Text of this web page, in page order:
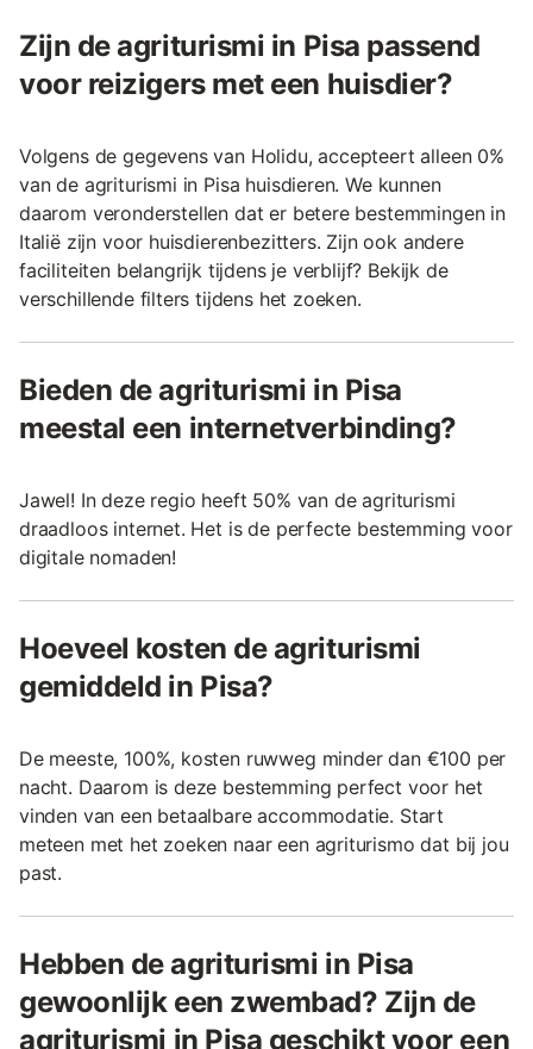
Zijn de agriturismi in Pisa passend
voor reizigers met een huisdier?
Volgens de gegevens van Holidu, accepteert alleen 0%
van de agriturismi in Pisa huisdieren. We kunnen
daarom veronderstellen dat er betere bestemmingen in
Italië zijn voor huisdierenbezitters. Zijn ook andere
faciliteiten belangrijk tijdens je verblijf? Bekijk de
verschillende filters tijdens het zoeken.
Bieden de agriturismi in Pisa
meestal een internetverbinding?
Jawel! In deze regio heeft 50% van de agriturismi
draadloos internet. Het is de perfecte bestemming voor
digitale nomaden!
Hoeveel kosten de agriturismi
gemiddeld in Pisa?
De meeste, 100%, kosten ruwweg minder dan €100 per
nacht. Daarom is deze bestemming perfect voor het
vinden van een betaalbare accommodatie. Start
meteen met het zoeken naar een agriturismo dat bij jou
past.
Hebben de agriturismi in Pisa
gewoonlijk een zwembad? Zijn de
agriturismi in Pisa geschikt voor een